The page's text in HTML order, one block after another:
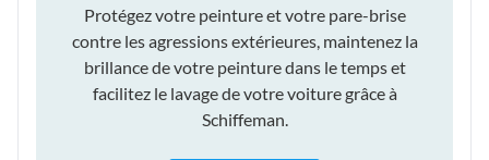
Protégez votre peinture et votre pare-brise
contre les agressions extérieures, maintenez la
brillance de votre peinture dans le temps et
facilitez le lavage de votre voiture grâce à
Schiffeman.